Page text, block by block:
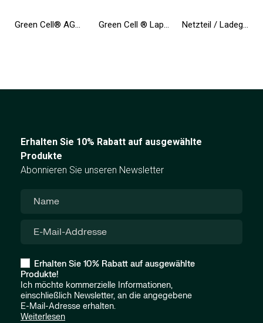
Green Cell® AGM Batterie 12V 9Ah Vlies Wartungsfrei Bleiakku für USV Backup Notstrom Alarm Telekomunikation Spielzeugauto Green Cell ® Laptop Akku MU06 für HP 635 650 655 2000 Pavilion G6 G7 Compaq 635 650 Compaq Presario CQ62 Netzteil / Ladegerät Green Cell PRO 19.5V 4.62A 90W für Dell Inspiron 15R N5010 N5110 Latitude E6410 E6420 E6430 E6510 E6520
Erhalten Sie 10% Rabatt auf ausgewählte
Produkte
Abonnieren Sie unseren Newsletter
Erhalten Sie 10% Rabatt auf ausgewählte
Produkte!
Ich möchte kommerzielle Informationen,
einschließlich Newsletter, an die angegebene
E-Mail-Adresse erhalten.
Weiterlesen